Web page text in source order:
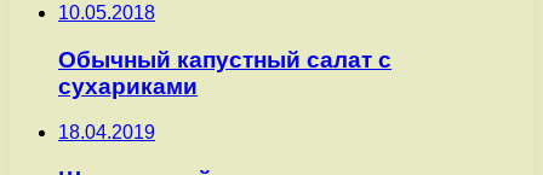
10.05.2018
Обычный капустный салат с
сухариками
18.04.2019